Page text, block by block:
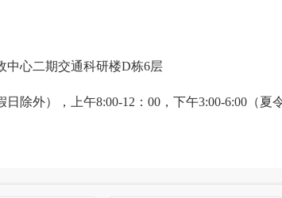
心二期交通科研楼D栋6层
除外），上午8:00-12：00，下午3:00-6:00（夏